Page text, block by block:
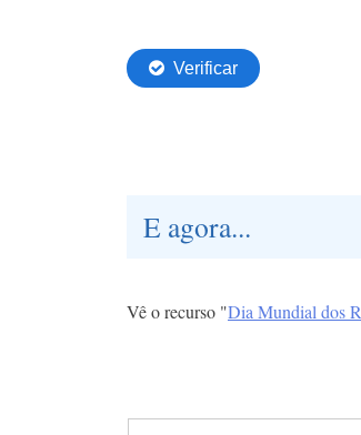
E agora...
Vê o recurso "Dia Mundial dos